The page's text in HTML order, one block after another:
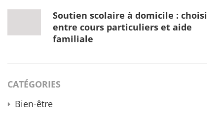
Soutien scolaire à domicile : choisir
entre cours particuliers et aide
familiale
CATÉGORIES
Bien-être